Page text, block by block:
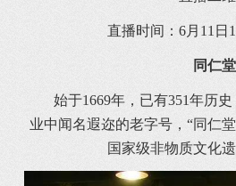
直播时间：6月11
同仁堂
始于1669年，已有351年历
业中闻名遐迩的老字号，“同仁
国家级非物质文化遗